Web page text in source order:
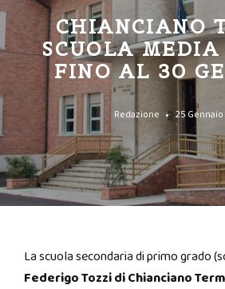
CHIANCIANO
SCUOLA
FINO AL 30
Redazione 25 Gennaio
La scuola secondaria di primo grado
Federigo Tozzi di Chianciano